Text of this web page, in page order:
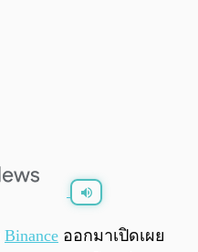
/
Binance ออกมาเปิดเผย